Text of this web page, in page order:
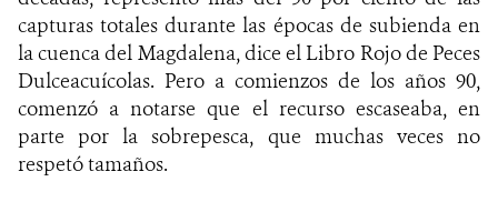
capturas totales durante las épocas de subienda en
la cuenca del Magdalena, dice el Libro Rojo de Peces
Dulceacuícolas. Pero a comienzos de los años 90,
comenzó a notarse que el recurso escaseaba, en
parte por la sobrepesca, que muchas veces no
respetó tamaños.